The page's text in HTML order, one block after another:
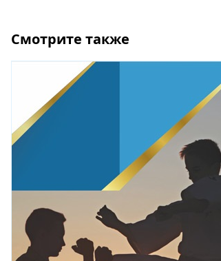
Смотрите также